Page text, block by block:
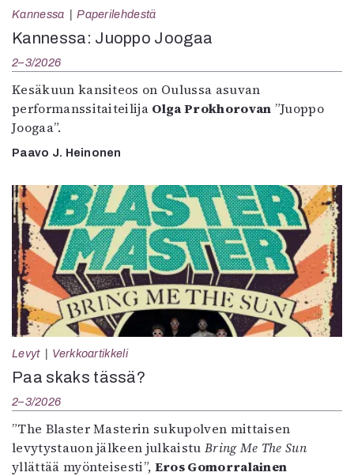
Kannessa Paperilehdestä
Kannessa: Juoppo Joogaa
2–3/2026
Kesäkuun kansiteos on Oulussa asuvan
performanssitaiteilija Olga Prokhorovan ”Juoppo
Joogaa”.
Paavo J. Heinonen
Levyt Verkkoartikkeli
Paa skaks tässä?
2–3/2026
”The Blaster Masterin sukupolven mittaisen
levytystauon jälkeen julkaistu Bring Me The Sun
yllättää myönteisesti”, Eros Gomorralainen